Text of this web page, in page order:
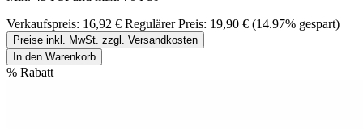
Verkaufspreis: 16,92 € Regulärer Preis: 19,90 € (14.97% gespart)
Preise inkl. MwSt. zzgl. Versandkosten
In den Warenkorb
% Rabatt